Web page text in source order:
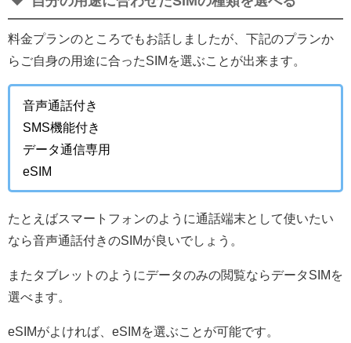
料金プランのところでもお話しましたが、下記のプランか
らご自身の用途に合ったSIMを選ぶことが出来ます。
音声通話付き
SMS機能付き
データ通信専用
eSIM
たとえばスマートフォンのように通話端末として使いたい
なら音声通話付きのSIMが良いでしょう。
またタブレットのようにデータのみの閲覧ならデータSIMを
選べます。
eSIMがよければ、eSIMを選ぶことが可能です。